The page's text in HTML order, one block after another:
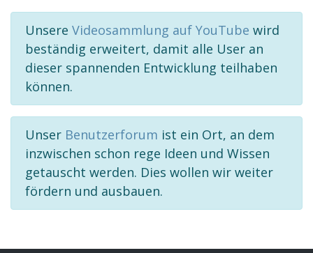
Unsere Videosammlung auf YouTube wird
beständig erweitert, damit alle User an
dieser spannenden Entwicklung teilhaben
können.
Unser Benutzerforum ist ein Ort, an dem
inzwischen schon rege Ideen und Wissen
getauscht werden. Dies wollen wir weiter
fördern und ausbauen.